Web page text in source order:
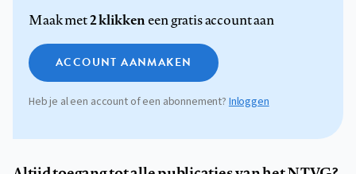
Maak met2 klikkeneen gratis account aan
ACCOUNT AANMAKEN
Heb je al een account of een abonnement?Inloggen